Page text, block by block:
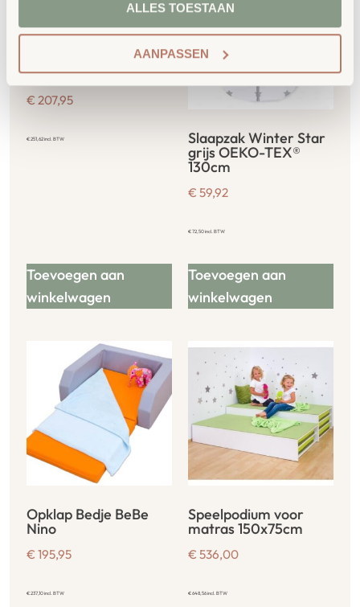
ALLES TOESTAAN
AANPASSEN
EduCasa Beker Huis
€ 207,95
€251,62incl. BTW
Toevoegen aan
winkelwagen
Slaapzak Winter Star
grijs OEKO-TEX®
130cm
€ 59,92
€72,50incl. BTW
Toevoegen aan
winkelwagen
Opklap Bedje BeBe
Nino
€ 195,95
€237,10incl. BTW
Speelpodium voor
matras 150x75cm
€ 536,00
€648,56incl. BTW